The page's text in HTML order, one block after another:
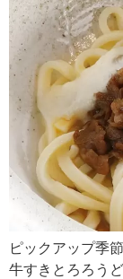
ピックアップ季
牛すきとろろうど